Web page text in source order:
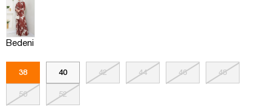
Bedeni
38 40 42 44 46 48
50 52